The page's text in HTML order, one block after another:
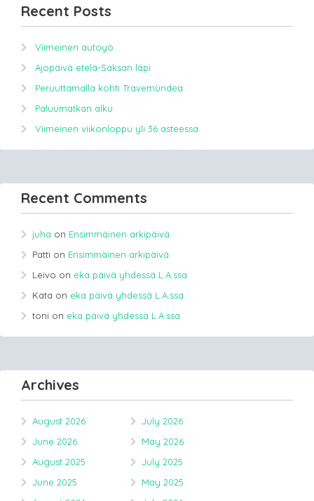
Recent Posts
Viimeinen autoyö
Ajopäivä etelä-Saksan läpi
Peruuttamalla kohti Travemündea
Paluumatkan alku
Viimeinen viikonloppu yli 36 asteessa.
Recent Comments
juha on Ensimmäinen arkipäivä
Patti on Ensimmäinen arkipäivä
Leivo on eka päivä yhdessä L.A.ssa
Kata on eka päivä yhdessä L.A.ssa
toni on eka päivä yhdessä L.A.ssa
Archives
August 2026
July 2026
June 2026
May 2026
August 2025
July 2025
June 2025
May 2025